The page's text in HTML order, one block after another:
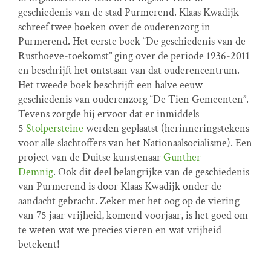
geschiedenis van de stad Purmerend. Klaas Kwadijk
schreef twee boeken over de ouderenzorg in
Purmerend. Het eerste boek “De geschiedenis van de
Rusthoeve-toekomst” ging over de periode 1936-2011
en beschrijft het ontstaan van dat ouderencentrum.
Het tweede boek beschrijft een halve eeuw
geschiedenis van ouderenzorg “De Tien Gemeenten”.
Tevens zorgde hij ervoor dat er inmiddels
5 Stolpersteine werden geplaatst (herinneringstekens
voor alle slachtoffers van het Nationaalsocialisme). Een
project van de Duitse kunstenaarGunther
Demnig. Ook dit deel belangrijke van de geschiedenis
van Purmerend is door Klaas Kwadijk onder de
aandacht gebracht. Zeker met het oog op de viering
van 75 jaar vrijheid, komend voorjaar, is het goed om
te weten wat we precies vieren en wat vrijheid
betekent!